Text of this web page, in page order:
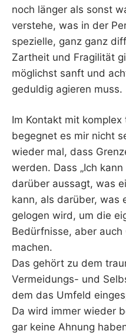
noch länger als sonst
verstehe, was in der
spezielle, ganz ganz
Zartheit und Fragilität
möglichst sanft und
geduldig agieren muss.
Im Kontakt mit
begegnet es mir nicht
wieder mal, dass
werden. Dass „Ich
darüber aussagt, was
kann, als darüber, was
gelogen wird, um die
Bedürfnisse, aber
machen.
Das gehört zu dem
Vermeidungs- und
dem das Umfeld
Da wird immer wieder
gar keine Ahnung